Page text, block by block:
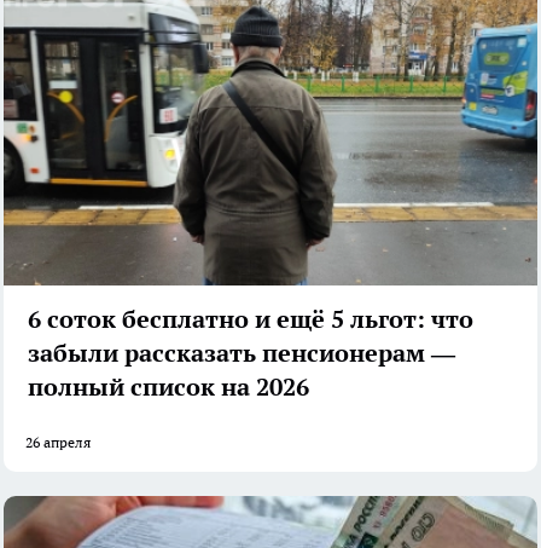
6 соток бесплатно и ещё 5 льгот: что
забыли рассказать пенсионерам —
полный список на 2026
26 апреля